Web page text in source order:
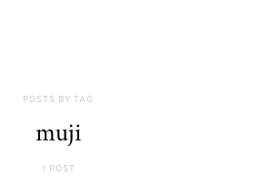
POSTS BY TAG
muji
1 POST